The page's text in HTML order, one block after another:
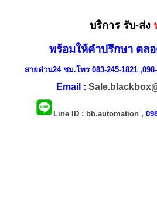
บริการ รับ-ส่ง
พร้อมให้คำปรึกษา ตล
สายด่วน24 ชม.โทร 083-245-1821
Email :
Line ID: bb.automation ,